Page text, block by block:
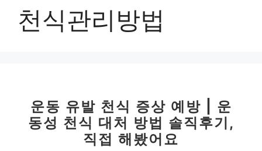
천식관리방법
운동 유발 천식 증상 예방 | 운
동성 천식 대처 방법 솔직후기,
직접 해봤어요